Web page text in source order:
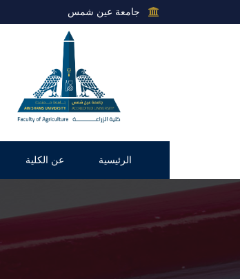
جامعة عين شمس
الرئيسية عن الكلية